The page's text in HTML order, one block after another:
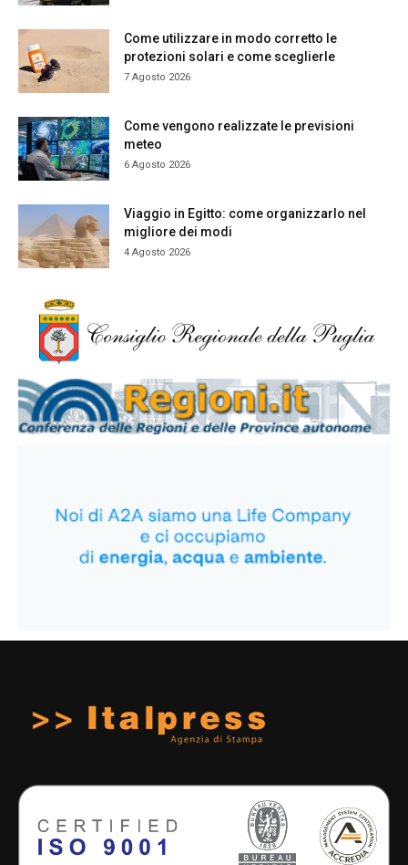
Come utilizzare in modo corretto le
protezioni solari e come sceglierle
7 Agosto 2026
Come vengono realizzate le previsioni
meteo
6 Agosto 2026
Viaggio in Egitto: come organizzarlo nel
migliore dei modi
4 Agosto 2026